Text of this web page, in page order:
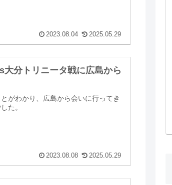
2023.08.04 2025.05.29
分トリニータ戦に広島から
がわかり、広島から会いに行ってき
た。
2023.08.08 2025.05.29